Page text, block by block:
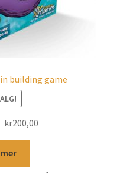
building game
kr200,00